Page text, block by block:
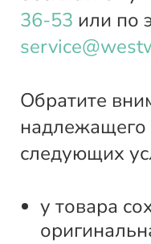
36-53 или по
Обратите
надлежащего
следующих
у товара